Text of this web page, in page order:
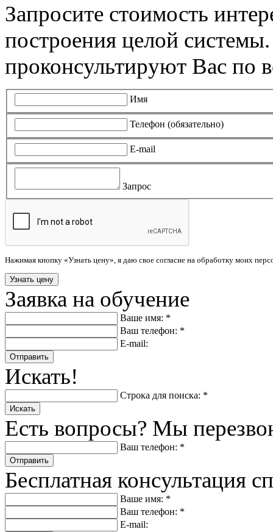
Запросите стоимость
построения целой
проконсультируют Вас по
Имя
Телефон (обязательно)
E-mail
Запрос
Нажимая кнопку «Узнать цену», я даю свое согласие на обработку моих
Заявка на обучение
Ваше имя: *
Ваш телефон: *
E-mail:
Отправить
Искать!
Строка для поиска: *
Искать
Есть вопросы? Мы
Ваш телефон: *
Отправить
Бесплатная консультация
Ваше имя: *
Ваш телефон: *
E-mail: